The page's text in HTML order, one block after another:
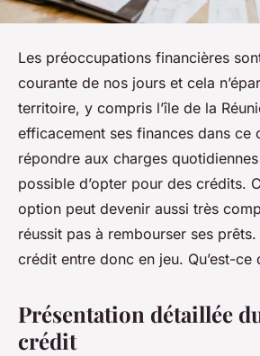
Les préoccupations financières
courante de nos jours et cela
territoire, y compris l’île de la
efficacement ses finances dans ce
répondre aux charges
possible d’opter pour des crédits.
option peut devenir aussi très
réussit pas à rembourser ses
crédit entre donc en jeu. Qu’est-ce
Présentation détaillée
crédit